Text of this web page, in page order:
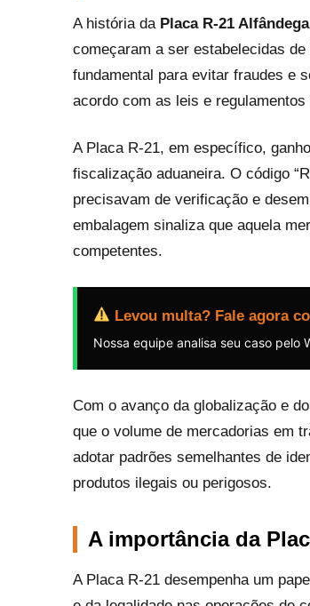
A história da Placa R-21 Alfândega
começaram a ser estabelecidas
fundamental para evitar fraudes e
acordo com as leis e regulamentos
A Placa R-21, em específico,
fiscalização aduaneira. O código
precisavam de verificação e
embalagem sinaliza que aquela
competentes.
Levou multa? Fale agora
Nossa equipe analisa seu caso pelo
Com o avanço da globalização e
que o volume de mercadorias em
adotar padrões semelhantes de
produtos ilegais ou perigosos.
A importância da
A Placa R-21 desempenha um